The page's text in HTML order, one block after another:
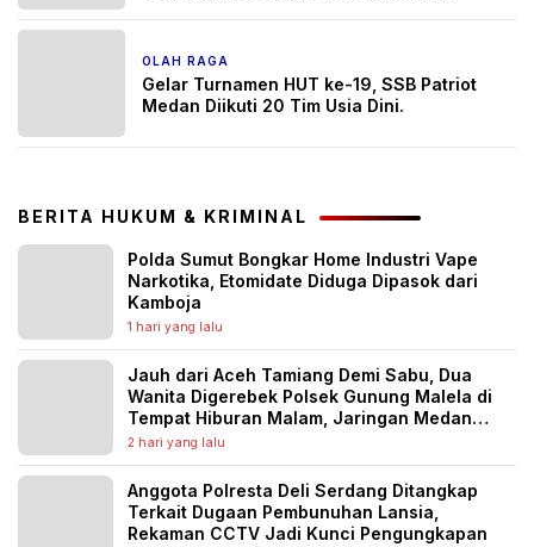
OLAH RAGA
Gelar Turnamen HUT ke-19, SSB Patriot
Medan Diikuti 20 Tim Usia Dini.
BERITA HUKUM & KRIMINAL
Polda Sumut Bongkar Home Industri Vape
Narkotika, Etomidate Diduga Dipasok dari
Kamboja
1 hari yang lalu
Jauh dari Aceh Tamiang Demi Sabu, Dua
Wanita Digerebek Polsek Gunung Malela di
Tempat Hiburan Malam, Jaringan Medan
Diburu
2 hari yang lalu
Anggota Polresta Deli Serdang Ditangkap
Terkait Dugaan Pembunuhan Lansia,
Rekaman CCTV Jadi Kunci Pengungkapan